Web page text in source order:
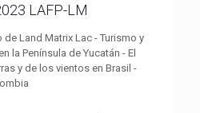
LAFP-LM
Land Matrix Lac - Turismo y
la Península de Yucatán - El
y de los vientos en Brasil -